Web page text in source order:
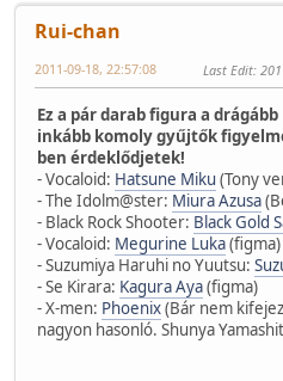
Rui-chan
2011-09-18, 22:57:08 Last Edit:
Ez a pár darab figura a
inkább komoly gyűjtők
ben érdeklődjetek!
- Vocaloid: Hatsune Miku (Tony
- The Idolm@ster: Miura Azusa
- Black Rock Shooter: Black Gold
- Vocaloid: Megurine Luka(figma)
- Suzumiya Haruhi no Yuutsu:
- Se Kirara: Kagura Aya(figma)
- X-men: Phoenix(Bár nem
nagyon hasonló. Shunya